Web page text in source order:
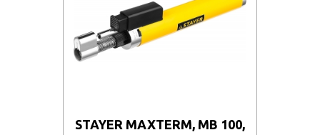
STAYER MAXTERM, MB 100,